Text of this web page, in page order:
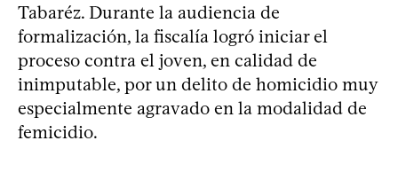
Tabaréz. Durante la audiencia de
formalización, la fiscalía logró iniciar el
proceso contra el joven, en calidad de
inimputable, por un delito de homicidio muy
especialmente agravado en la modalidad de
femicidio.